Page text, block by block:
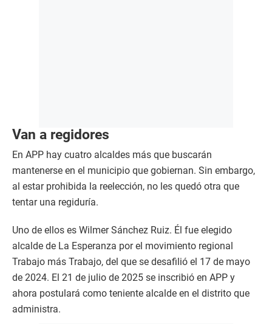
Van a regidores
En APP hay cuatro alcaldes más que buscarán
mantenerse en el municipio que gobiernan. Sin embargo,
al estar prohibida la reelección, no les quedó otra que
tentar una regiduría.
Uno de ellos es Wilmer Sánchez Ruiz. Él fue elegido
alcalde de La Esperanza por el movimiento regional
Trabajo más Trabajo, del que se desafilió el 17 de mayo
de 2024. El 21 de julio de 2025 se inscribió en APP y
ahora postulará como teniente alcalde en el distrito que
administra.